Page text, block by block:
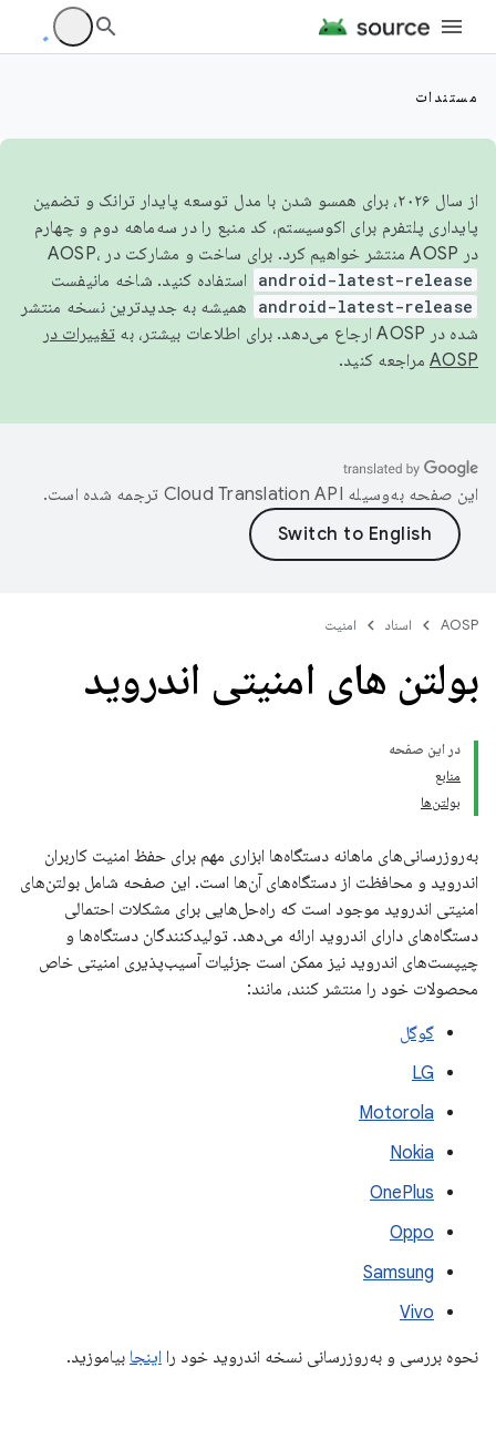
مستندات
از سال ۲۰۲۶، برای همسو شدن با مدل توسعه پایدار ترانک و تضمین
پایداری پلتفرم برای اکوسیستم، کد منبع را در سه‌ماهه دوم و چهارم
در AOSP منتشر خواهیم کرد. برای ساخت و مشارکت در AOSP،
android-latest-release استفاده کنید. شاخه مانیفست
android-latest-release
همیشه به جدیدترین نسخه منتشر
شده در AOSP ارجاع می‌دهد. برای اطلاعات بیشتر، به
تغییرات در
AOSP مراجعه کنید.
این صفحه به‌وسیله ترجمه شده است.
AOSP اسناد امنیت
بولتن های امنیتی اندروید
در این صفحه
منابع
بولتن‌ها
به‌روزرسانی‌های ماهانه دستگاه‌ها ابزاری مهم برای حفظ امنیت کاربران
اندروید و محافظت از دستگاه‌های آن‌ها است. این صفحه شامل بولتن‌های
امنیتی اندروید موجود است که راه‌حل‌هایی برای مشکلات احتمالی
دستگاه‌های دارای اندروید ارائه می‌دهد. تولیدکنندگان دستگاه‌ها و
چیپست‌های اندروید نیز ممکن است جزئیات آسیب‌پذیری امنیتی خاص
محصولات خود را منتشر کنند، مانند:
گوگل
LG
Motorola
Nokia
OnePlus
Oppo
Samsung
Vivo
نحوه بررسی و به‌روزرسانی نسخه اندروید خود را اینجا بیاموزید.